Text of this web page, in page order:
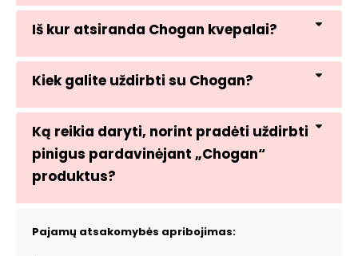
Iš kur atsiranda Chogan kvepalai?
Kiek galite uždirbti su Chogan?
Ką reikia daryti, norint pradėti uždirbti
pinigus pardavinėjant „Chogan“
produktus?
Pajamų atsakomybės apribojimas: